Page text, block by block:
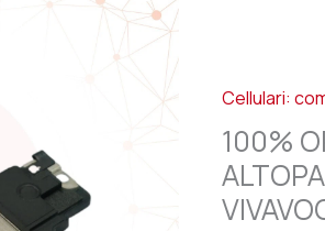
Cellulari:
100%
-
SPEAKER
SUONERIA
VIVAVOCE